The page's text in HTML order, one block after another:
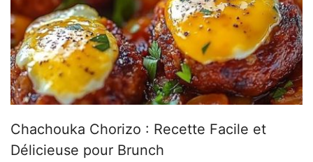
Chachouka Chorizo : Recette Facile et
Délicieuse pour Brunch